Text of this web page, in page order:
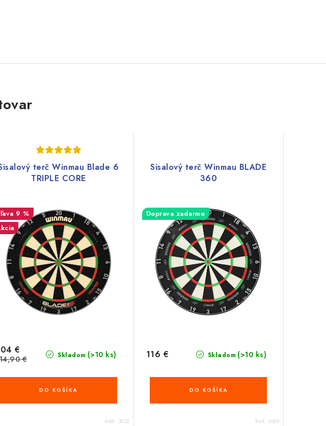
terč Winmau Blade 6
TRIPLE CORE
9 %
Skladom (>10 ks)
€
€
DO KOŠÍKA
Kód: 3032
Sisalový terč Winmau BLADE
360
Doprava zadarmo
Skladom (>10 ks)
116 €
DO KOŠÍKA
Kód: 3060